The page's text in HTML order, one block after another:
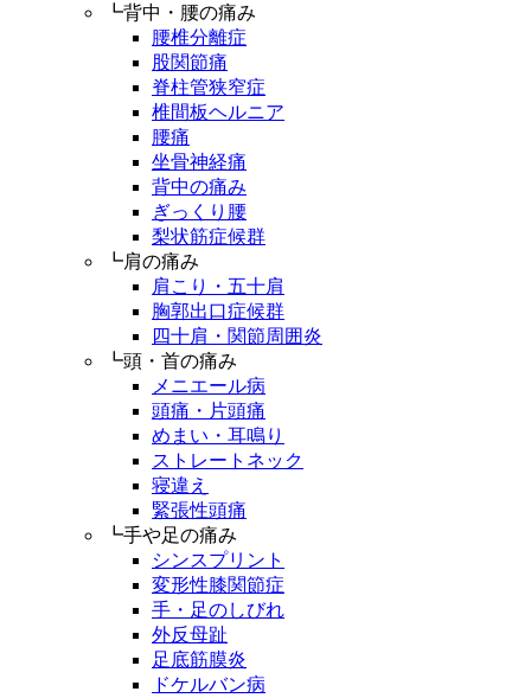
┗背中・腰の痛み
腰椎分離症
股関節痛
脊柱管狭窄症
椎間板ヘルニア
腰痛
坐骨神経痛
背中の痛み
ぎっくり腰
梨状筋症候群
┗肩の痛み
肩こり・五十肩
胸郭出口症候群
四十肩・関節周囲炎
┗頭・首の痛み
メニエール病
頭痛・片頭痛
めまい・耳鳴り
ストレートネック
寝違え
緊張性頭痛
┗手や足の痛み
シンスプリント
変形性膝関節症
手・足のしびれ
外反母趾
足底筋膜炎
ドケルバン病